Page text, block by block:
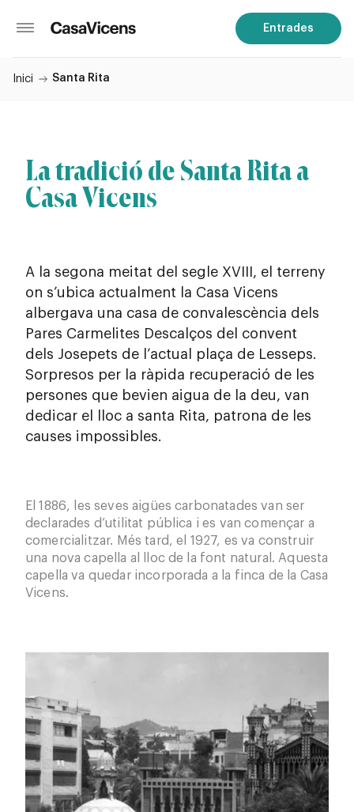
Entrades
Inici Santa Rita
La tradició de Santa Rita a
Casa Vicens
A la segona meitat del segle XVIII, el terreny
on s’ubica actualment la Casa Vicens
albergava una casa de convalescència dels
Pares Carmelites Descalços del convent
dels Josepets de l’actual plaça de Lesseps.
Sorpresos per la ràpida recuperació de les
persones que bevien aigua de la deu, van
dedicar el lloc a santa Rita, patrona de les
causes impossibles.
El 1886, les seves aigües carbonatades van ser
declarades d’utilitat pública i es van començar a
comercialitzar. Més tard, el 1927, es va construir
una nova capella al lloc de la font natural. Aquesta
capella va quedar incorporada a la finca de la Casa
Vicens.